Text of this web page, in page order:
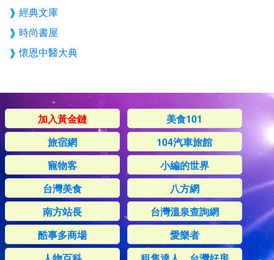
經典文庫
時尚書屋
懷恩中醫大典
加入黃金鏈
美食101
旅宿網
104汽車旅館
寵物客
小編的世界
台灣美食
八方網
南方站長
台灣溫泉查詢網
酷事多商場
愛樂者